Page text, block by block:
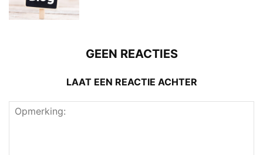
GEEN REACTIES
LAAT EEN REACTIE ACHTER